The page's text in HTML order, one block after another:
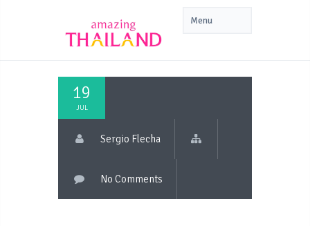
19
JUL
Sergio Flecha
No Comments